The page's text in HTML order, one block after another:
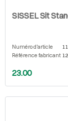
SISSEL Sit
Numéro d'article
Référence fabricant
23.00